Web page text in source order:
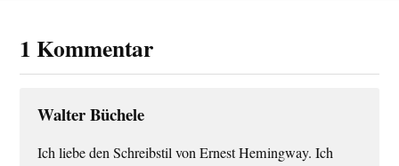
1 Kommentar
Walter Büchele
Ich liebe den Schreibstil von Ernest Hemingway. Ich